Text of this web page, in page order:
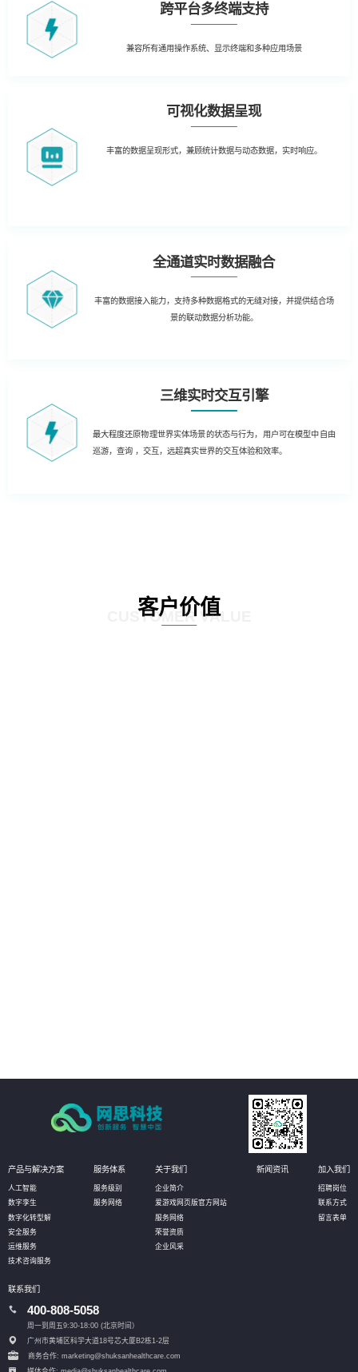
跨平台多终端支持
兼容所有通用操作系统、 显示终端和多种应用场景
可视化数据呈现
丰富的数据呈现形式，兼顾统计数据与动态数据，实时响应。
全通道实时数据融合
丰富的数据接入能力，支持多种数据格式的无缝对接，并提供结合场
景的联动数据分析功能。
三维实时交互引擎
最大程度还原物理世界实体场景的状态与行为，用户可在模型中自由
巡游，查询 ，交互，远超真实世界的交互体验和效率。
客户价值
CUSTOMER VALUE
产品与解决方案
人工智能
数字孪生
数字化转型解
安全服务
运维服务
技术咨询服务
服务体系
服务级别
服务网络
关于我们
企业简介
爱游戏网页版官方网站
服务网络
荣誉资质
企业风采
新闻资讯 加入我们
招聘岗位
联系方式
留言表单
联系我们
400-808-5058
周一到周五9:30-18:00 (北京时间）
广州市黄埔区科学大道18号芯大厦B2栋1-2层
商务合作: marketing@shuksanhealthcare.com